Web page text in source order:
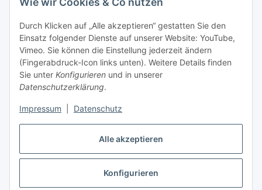
Alle akzeptieren
Konfigurieren
Durch Klicken auf „Alle akzeptieren“ gestatten Sie den
Einsatz folgender Dienste auf unserer Website: YouTube,
Vimeo. Sie können die Einstellung jederzeit ändern
(Fingerabdruck-Icon links unten). Weitere Details finden
Sie unter Konfigurieren und in unserer
Datenschutzerklärung.
Impressum Datenschutz
Zahlungsinformationen
Versandinformationen